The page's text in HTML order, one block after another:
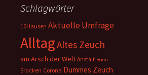
Schlagwörter
10Hausen Aktuelle Umfrage
AlltagAltes Zeuch
am Arsch der Welt Anstalt Bonn
Brocken Corona Dummes Zeuch